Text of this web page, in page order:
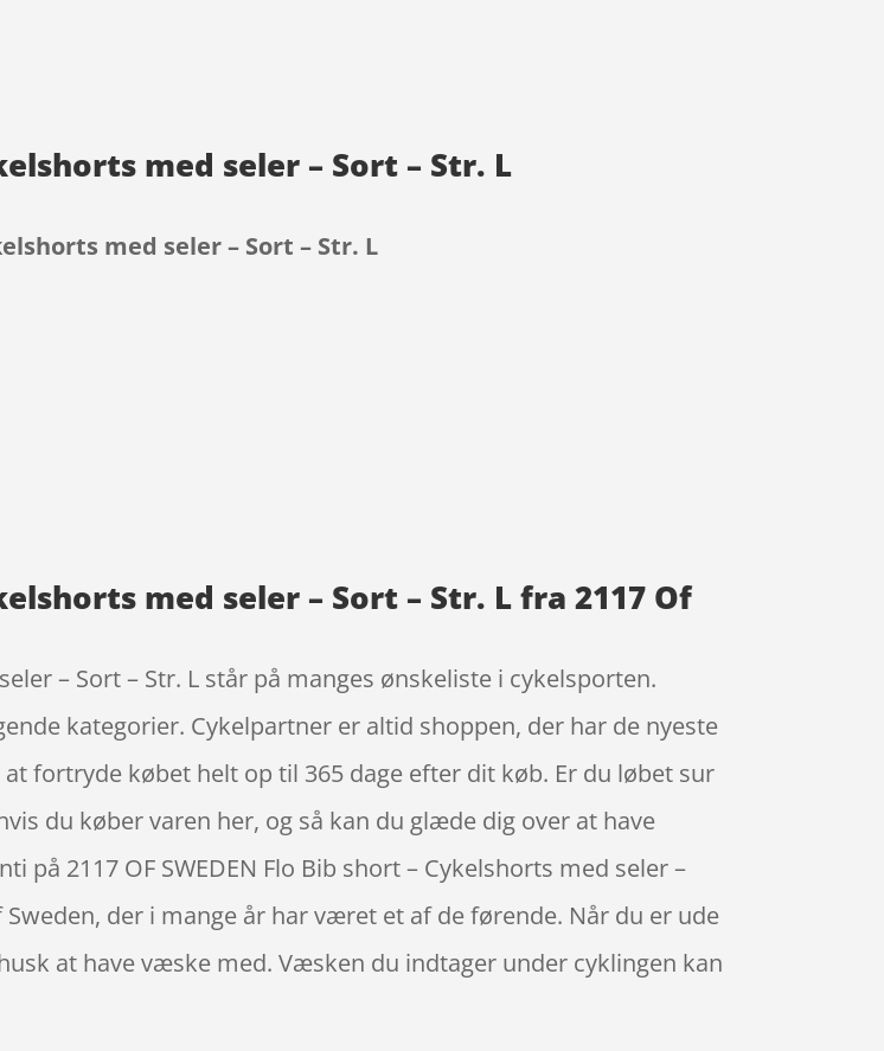
med seler – Sort – Str. L
med seler – Sort – Str. L
med seler – Sort – Str. L fra 2117 Of
– Sort – Str. L står på manges ønskeliste i cykelsporten.
kategorier. Cykelpartner er altid shoppen, der har de nyeste
fortryde købet helt op til 365 dage efter dit køb. Er du løbet sur
du køber varen her, og så kan du glæde dig over at have
på 2117 OF SWEDEN Flo Bib short – Cykelshorts med seler –
der i mange år har været et af de førende. Når du er ude
at have væske med. Væsken du indtager under cyklingen kan